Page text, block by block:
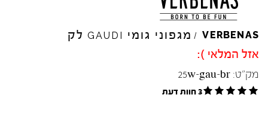
VERBENAS
/ מגפוני גומי GAUDI לק
אזל המלאי ):
מק"ט: 25w-gau-br
3 חוות דעת